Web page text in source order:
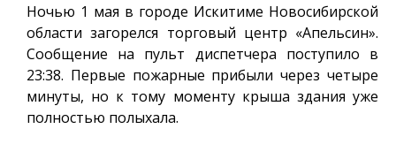
Ночью 1 мая в городе Искитиме Новосибирской
области загорелся торговый центр «Апельсин».
Сообщение на пульт диспетчера поступило в
23:38. Первые пожарные прибыли через четыре
минуты, но к тому моменту крыша здания уже
полностью полыхала.